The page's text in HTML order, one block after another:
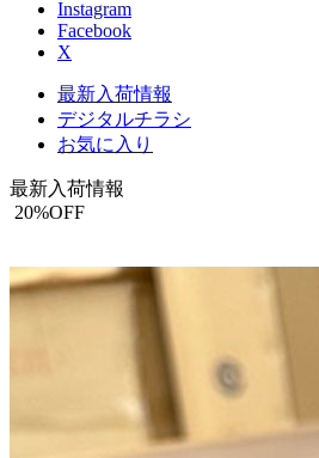
Instagram
Facebook
X
最新入荷情報
デジタルチラシ
お気に入り
最新入荷情報
20%OFF